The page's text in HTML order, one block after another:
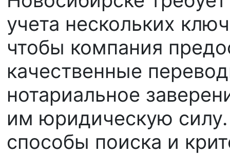
учета нескольких
чтобы компания
качественные
нотариальное
им юридическую
способы поиска и